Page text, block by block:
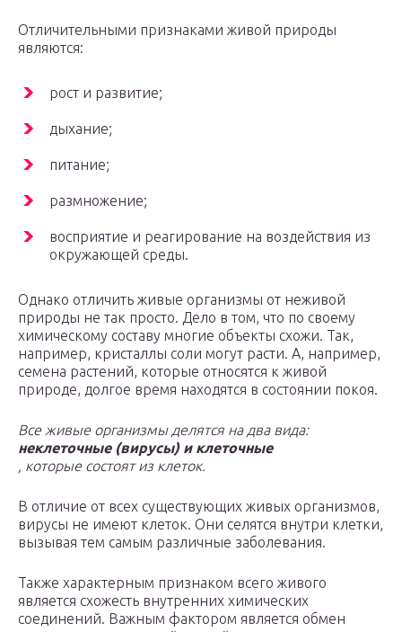
Отличительными признаками живой природы
являются:
рост и развитие;
дыхание;
питание;
размножение;
восприятие и реагирование на воздействия из
окружающей среды.
Однако отличить живые организмы от неживой
природы не так просто. Дело в том, что по своему
химическому составу многие объекты схожи. Так,
например, кристаллы соли могут расти. А, например,
семена растений, которые относятся к живой
природе, долгое время находятся в состоянии покоя.
Все живые организмы делятся на два вида:
неклеточные (вирусы) и клеточные
, которые состоят из клеток.
В отличие от всех существующих живых организмов,
вирусы не имеют клеток. Они селятся внутри клетки,
вызывая тем самым различные заболевания.
Также характерным признаком всего живого
является схожесть внутренних химических
соединений. Важным фактором является обмен